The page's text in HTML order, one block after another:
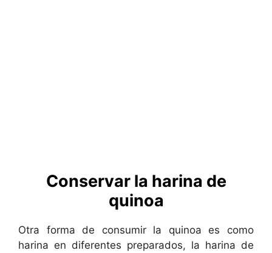
Conservar la harina de
quinoa
Otra forma de consumir la quinoa es como
harina en diferentes preparados, la harina de